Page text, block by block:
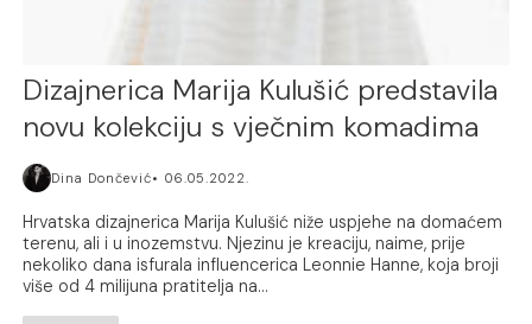
Dizajnerica Marija Kulušić predstavila
novu kolekciju s vječnim komadima
Dina Dončević 06.05.2022.
Hrvatska dizajnerica Marija Kulušić niže uspjehe na domaćem
terenu, ali i u inozemstvu. Njezinu je kreaciju, naime, prije
nekoliko dana isfurala influencerica Leonnie Hanne, koja broji
više od 4 milijuna pratitelja na...